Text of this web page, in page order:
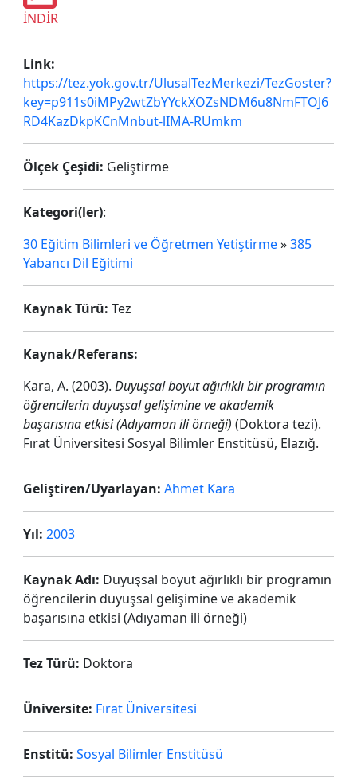
İNDİR
Link:
https://tez.yok.gov.tr/UlusalTezMerkezi/TezGoster?
key=p911s0iMPy2wtZbYYckXOZsNDM6u8NmFTOJ6
RD4KazDkpKCnMnbut-lIMA-RUmkm
Ölçek Çeşidi: Geliştirme
Kategori(ler):
30 Eğitim Bilimleri ve Öğretmen Yetiştirme»385
Yabancı Dil Eğitimi
Kaynak Türü: Tez
Kaynak/Referans:
Kara, A. (2003). Duyuşsal boyut ağırlıklı bir programın
öğrencilerin duyuşsal gelişimine ve akademik
başarısına etkisi (Adıyaman ili örneği) (Doktora tezi).
Fırat Üniversitesi Sosyal Bilimler Enstitüsü, Elazığ.
Geliştiren/Uyarlayan: Ahmet Kara
Yıl: 2003
Kaynak Adı: Duyuşsal boyut ağırlıklı bir programın
öğrencilerin duyuşsal gelişimine ve akademik
başarısına etkisi (Adıyaman ili örneği)
Tez Türü: Doktora
Üniversite: Fırat Üniversitesi
Enstitü: Sosyal Bilimler Enstitüsü